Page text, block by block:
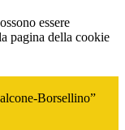
essere
pagina della cookie
Borsellino”